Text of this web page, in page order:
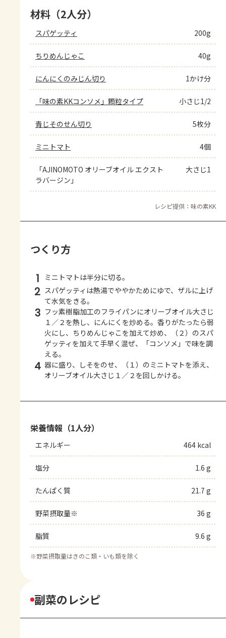
材料（2人分）
スパゲッティ 200g
ちりめんじゃこ 40g
にんにくのみじん切り 1かけ分
「味の素KKコンソメ」顆粒タイプ 小さじ1/2
青じそのせん切り 5枚分
ミニトマト 4個
「AJINOMOTO オリーブオイル エクスト
ラバージン」
大さじ1
レシピ提供：味の素KK
つくり方
1 ミニトマトは半分に切る。
2 スパゲッティは熱湯でややかためにゆで、ザルに上げ
て水気をきる。
3 フッ素樹脂加工のフライパンにオリーブオイル大さじ
１／２を熱し、にんにくを炒める。香りがたったら弱
火にし、ちりめんじゃこを加えて炒め、（２）のスパ
ゲッティを加えて手早く混ぜ、「コンソメ」で味を調
える。
4 器に盛り、しそをのせ、（１）のミニトマトを添え、
オリーブオイル大さじ１／２を回しかける。
栄養情報（1人分）
エネルギー 464 kcal
塩分 1.6 g
たんぱく質 21.7 g
野菜摂取量※ 36 g
脂質 9.6 g
※野菜摂取量はきのこ類・いも類を除く
副菜のレシピ